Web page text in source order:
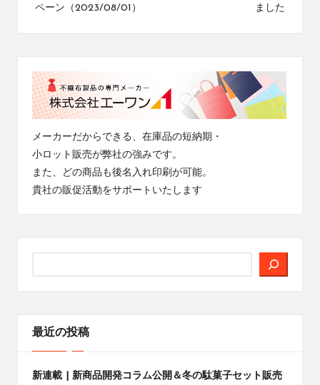
ペーン（2023/08/01）
ました
メーカーだからできる、在庫品の短納期・
小ロット販売が弊社の強みです。
また、どの商品も後名入れ印刷が可能。
貴社の販促活動をサポートいたします
最近の投稿
新連載 | 新商品開発コラム公開＆冬の駄菓子セット販売